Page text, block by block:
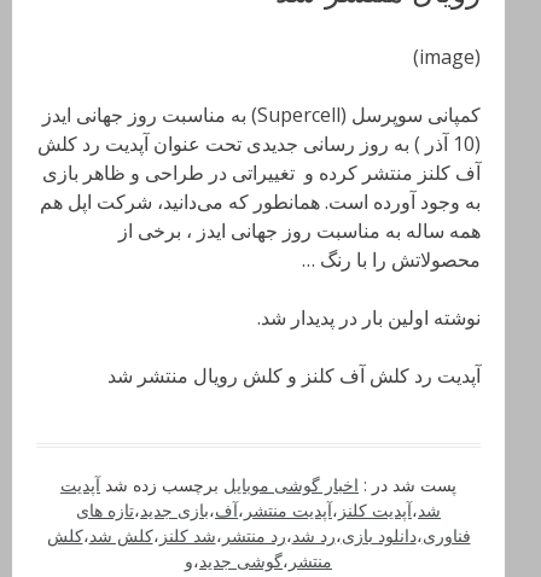
(image)
کمپانی سوپرسل (Supercell) به مناسبت روز جهانی ایدز
(10 آذر ) به روز رسانی جدیدی تحت عنوان آپدیت رد کلش
آف کلنز منتشر کرده‌ و تغییراتی در طراحی و ظاهر بازی
به وجود آورده است. همانطور که می‌دانید، شرکت اپل هم
همه ساله به مناسبت روز جهانی ایدز ، برخی از
محصولاتش را با رنگ …
نوشته اولین بار در پدیدار شد.
آپدیت رد کلش آف کلنز و کلش رویال منتشر شد
پست شد در : اخبار گوشی موبایل برچسب زده شدآپدیت
شد،آپدیت کلنز ،آپدیت منتشر ،آف،بازی جدید،تازه های
فناوری،دانلود بازی،رد شد،رد منتشر ،شد کلنز ،کلش شد،کلش
منتشر ،گوشی جدید،و